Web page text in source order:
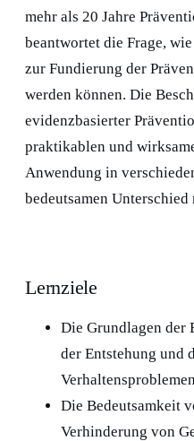
mehr als 20 Jahre
beantwortet die Frage,
zur Fundierung der
werden können. Die
evidenzbasierter
praktikablen und
Anwendung in
bedeutsamen Unterschied
Lernziele
Die Grundlagen der
der Entstehung und
Die Bedeutsamkeit
Verhinderung von